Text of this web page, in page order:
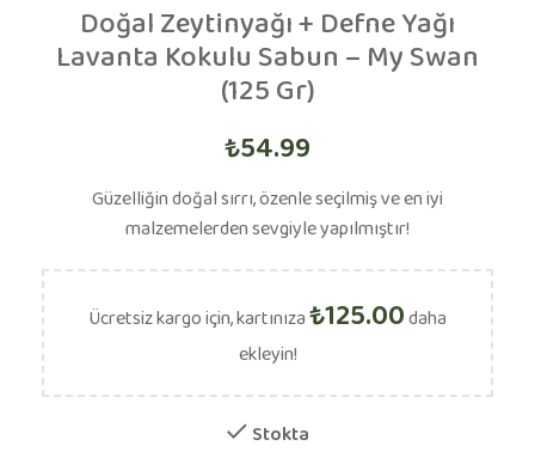
Doğal Zeytinyağı + Defne Yağı
Lavanta Kokulu Sabun – My Swan
(125 Gr)
₺54.99
Güzelliğin doğal sırrı, özenle seçilmiş ve en iyi
malzemelerden sevgiyle yapılmıştır!
Ücretsiz kargo için, kartınıza₺125.00daha
ekleyin!
Stokta